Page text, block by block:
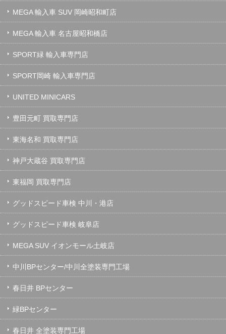
MEGA 輸入車 SUV 岡崎昭和町店
MEGA 輸入車 名古屋昭和橋店
SPORT緑 輸入車専門店
SPORT岡崎 輸入車専門店
UNITED MINICARS
豊田元町 買取専門店
東海名和 買取専門店
神戸大蔵谷 買取専門店
東福岡 買取専門店
グッドスピード車検 中川・港店
グッドスピード車検 岐阜店
MEGA SUV イオンモール土岐店
中川BPセンター/中川全塗装専門工場
春日井 BPセンター
緑BPセンター
春日井 全塗装専門工場